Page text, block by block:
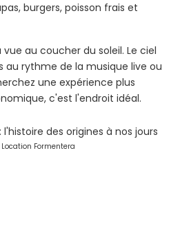
burgers, poisson frais et
au coucher du soleil. Le ciel
au rythme de la musique live ou
une expérience plus
c'est l'endroit idéal.
Location Formentera